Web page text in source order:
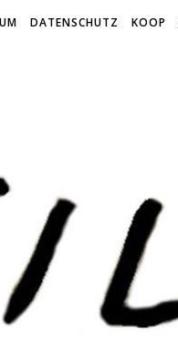
DATENSCHUTZ KOOP